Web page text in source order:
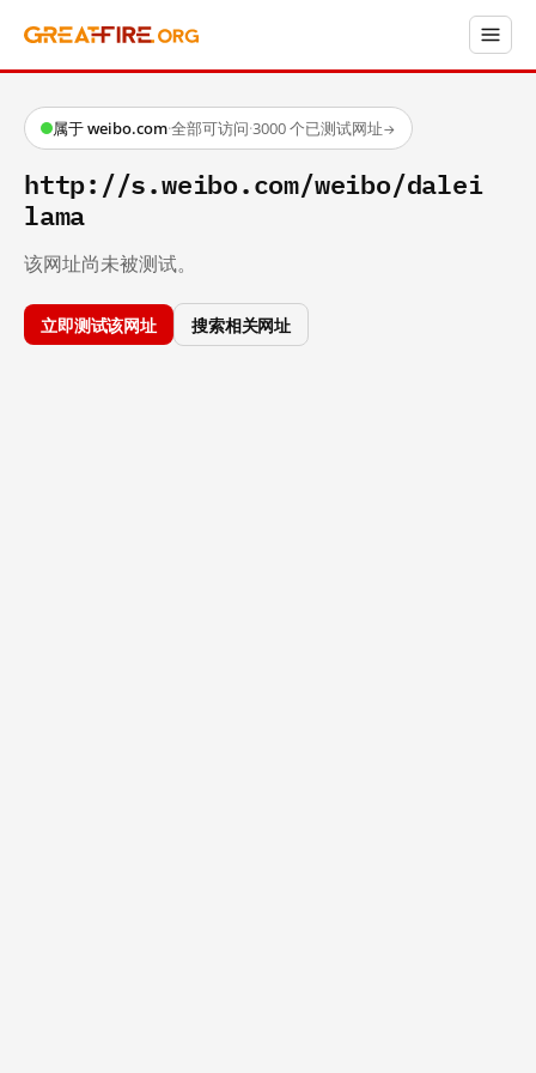
属于 weibo.com·全部可访问·3000 个已测试网址→
http://s.weibo.com/weibo/dalei
lama
该网址尚未被测试。
立即测试该网址 搜索相关网址